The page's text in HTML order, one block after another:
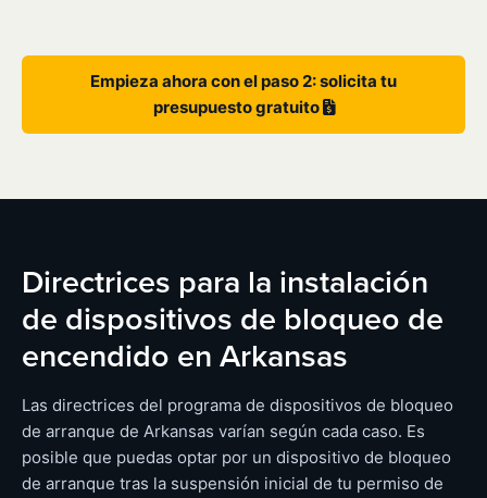
Empieza ahora con el paso 2: solicita tu
presupuesto gratuito
Directrices para la instalación
de dispositivos de bloqueo de
encendido en Arkansas
Las directrices del programa de dispositivos de bloqueo
de arranque de Arkansas varían según cada caso. Es
posible que puedas optar por un dispositivo de bloqueo
de arranque tras la suspensión inicial de tu permiso de